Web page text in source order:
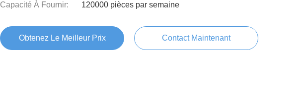
Capacité À Fournir: 120000 pièces par semaine
Obtenez Le Meilleur Prix Contact Maintenant